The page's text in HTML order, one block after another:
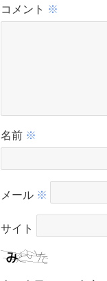
コメント ※
名前 ※
メール ※
サイト